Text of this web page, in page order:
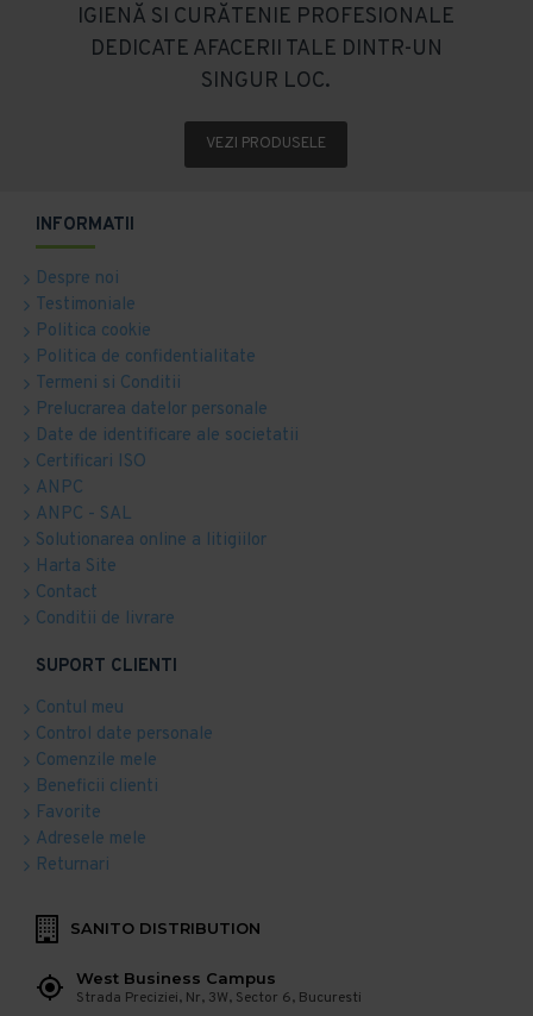
IGIENĂ SI CURĂTENIE PROFESIONALE
DEDICATE AFACERII TALE DINTR-UN
SINGUR LOC.
VEZI PRODUSELE
INFORMATII
Despre noi
Testimoniale
Politica cookie
Politica de confidentialitate
Termeni si Conditii
Prelucrarea datelor personale
Date de identificare ale societatii
Certificari ISO
ANPC
ANPC - SAL
Solutionarea online a litigiilor
Harta Site
Contact
Conditii de livrare
SUPORT CLIENTI
Contul meu
Control date personale
Comenzile mele
Beneficii clienti
Favorite
Adresele mele
Returnari
SANITO DISTRIBUTION
West Business Campus
Strada Preciziei, Nr, 3W, Sector 6, Bucuresti